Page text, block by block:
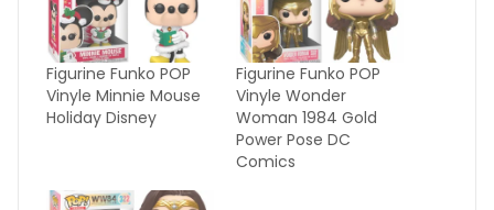
Figurine Funko POP
Vinyle Minnie Mouse
Holiday Disney
Figurine Funko POP
Vinyle Wonder
Woman 1984 Gold
Power Pose DC
Comics